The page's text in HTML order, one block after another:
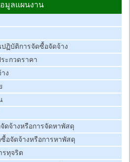
มูลแผนงาน
ฏิบัติการจัดซื้อจัดจ้าง
ะกวดราคา
ง
ดจ้างหรือการจัดหาพัสดุ
อจัดจ้างหรือการหาพัสดุ
รทุจริต